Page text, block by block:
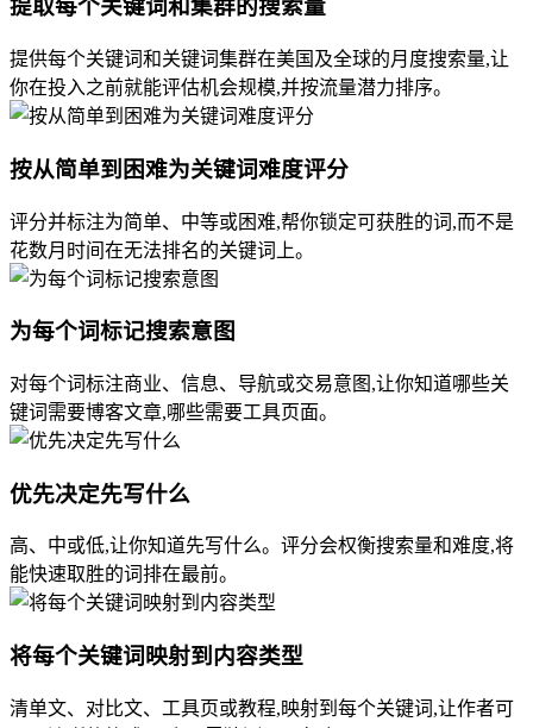
提取每个关键词和集群的搜索量
提供每个关键词和关键词集群在美国及全球的月度搜索量,让
你在投入之前就能评估机会规模,并按流量潜力排序。
按从简单到困难为关键词难度评分
评分并标注为简单、中等或困难,帮你锁定可获胜的词,而不是
花数月时间在无法排名的关键词上。
为每个词标记搜索意图
对每个词标注商业、信息、导航或交易意图,让你知道哪些关
键词需要博客文章,哪些需要工具页面。
优先决定先写什么
高、中或低,让你知道先写什么。评分会权衡搜索量和难度,将
能快速取胜的词排在最前。
将每个关键词映射到内容类型
清单文、对比文、工具页或教程,映射到每个关键词,让作者可